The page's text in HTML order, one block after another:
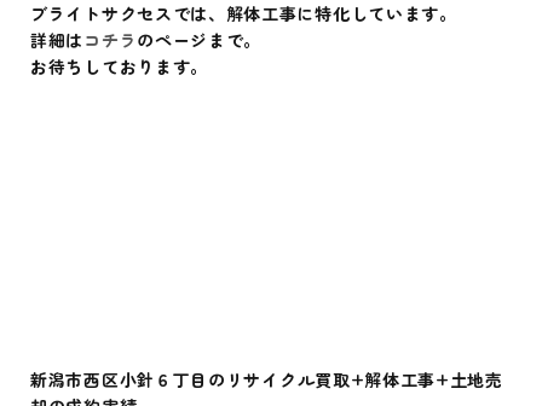
ブライトサクセスでは、解体工事に特化しています。
詳細は コチラ のページまで。
お待ちしております。
新潟市西区小針６丁目 のリサイクル買取+解体工事+土地売